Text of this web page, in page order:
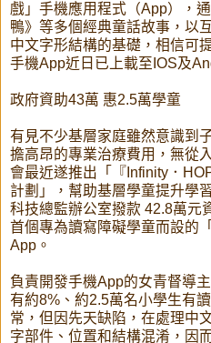
戲」手機應用程式（App），
鴨》等多個經典童話故事，以
中文字形結構的基礎，相信可
手機App近日已上載至IOS及
政府資助43萬 惠2.5萬學童
有見不少基層家庭雖然意識到
擔高昂的專業治療費用，無從
會最近遂推出「『Infinity．
計劃」，幫助基層學童提升學
科技總監辦公室撥款 42.8萬元
首個專為讀寫障礙學童而設的
App。
負責開發手機App的女青督導
有約8%、約2.5萬名小學生有
常，但因先天缺陷，在處理中
字部件、位置和結構混淆，因